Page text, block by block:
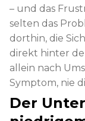
– und das
selten das
dorthin, die
direkt hinter
allein nach
Symptom, nie
Der